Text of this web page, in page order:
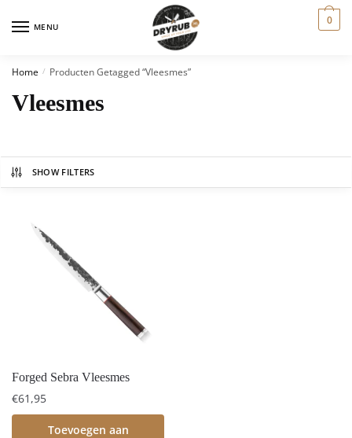
MENU 0
Home / Producten Getagged “vleesmes”
Vleesmes
SHOW FILTERS
Forged Sebra Vleesmes
€61,95
Toevoegen aan